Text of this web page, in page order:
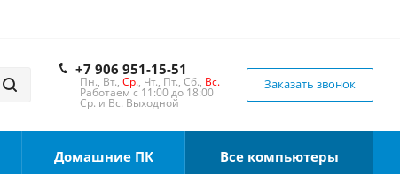
+7 906 951-15-51
Пн., Вт., Ср., Чт., Пт., Сб., Вс.
Работаем с 11:00 до 18:00
Ср. и Вс. Выходной
Заказать звонок
Домашние ПК Все компьютеры